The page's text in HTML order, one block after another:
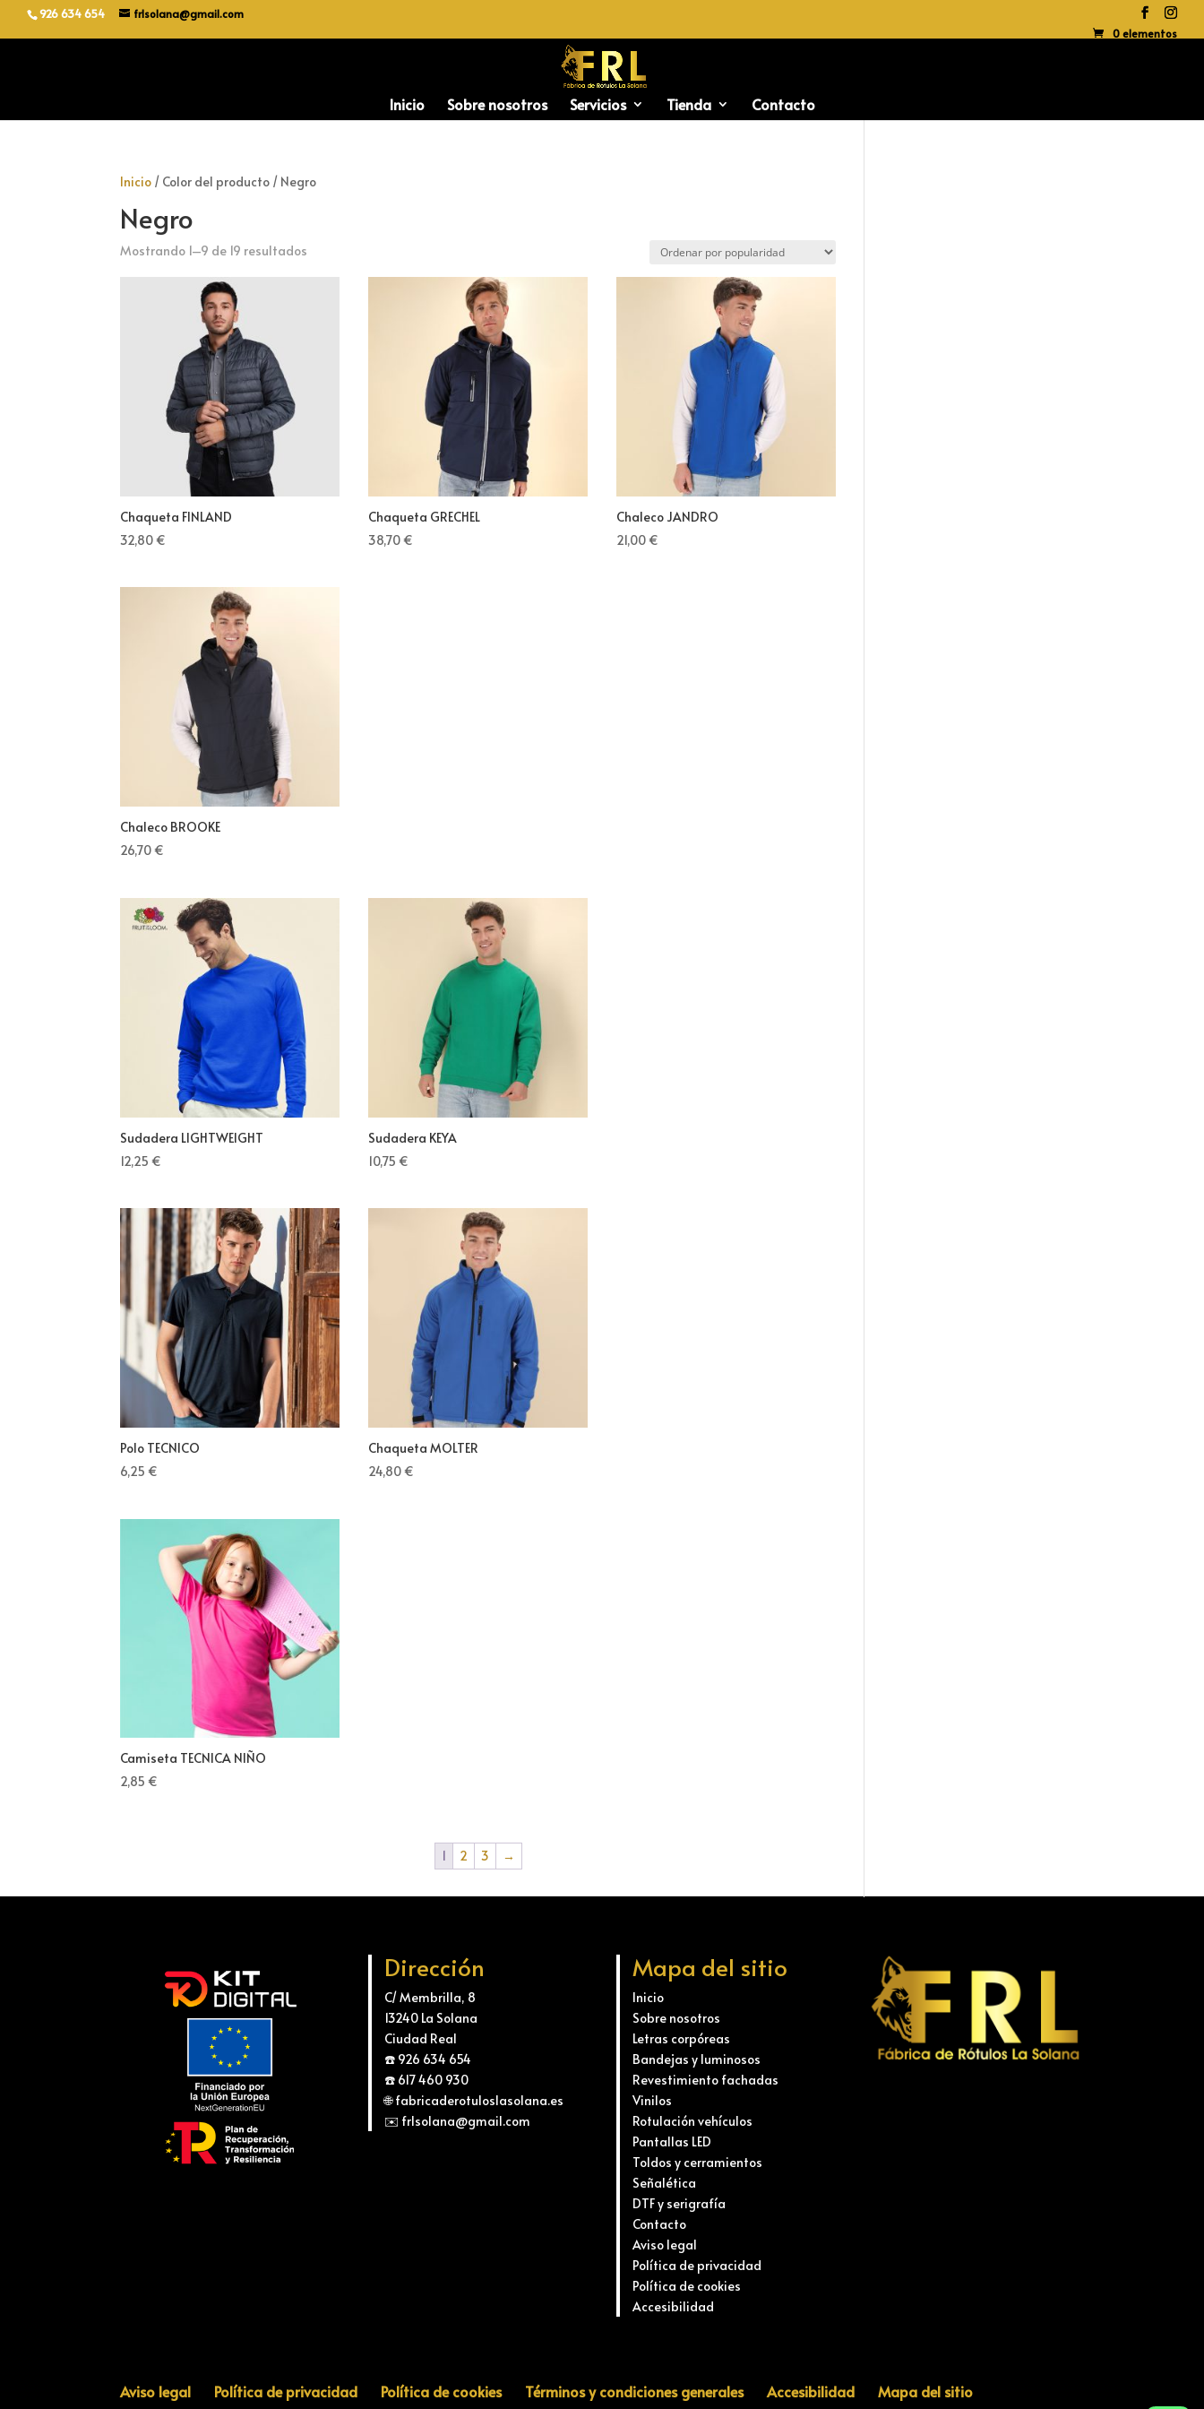
926 634 654
frlsolana@gmail.com
0 elementos
Inicio Sobre nosotros Servicios Tienda Contacto
Inicio / Color del producto / Negro
Negro
Mostrando 1–9 de 19 resultados
Chaqueta FINLAND
32,80€
Chaqueta GRECHEL
38,70€
Chaleco JANDRO
21,00€
Chaleco BROOKE
26,70€
Sudadera LIGHTWEIGHT
12,25€
Sudadera KEYA
10,75€
Polo TECNICO
6,25€
Chaqueta MOLTER
24,80€
Camiseta TECNICA NIÑO
2,85€
1 2 3 →
Dirección
C/ Membrilla, 8
13240 La Solana
Ciudad Real
☎️ 926 634 654
☎️ 617 460 930
🌐 fabricaderotuloslasolana.es
✉️ frlsolana@gmail.com
Mapa del sitio
Inicio
Sobre nosotros
Letras corpóreas
Bandejas y luminosos
Revestimiento fachadas
Vinilos
Rotulación vehículos
Pantallas LED
Toldos y cerramientos
Señalética
DTF y serigrafía
Contacto
Aviso legal
Política de privacidad
Política de cookies
Accesibilidad
Aviso legal Política de privacidad Política de cookies Términos y condiciones generales Accesibilidad Mapa del sitio